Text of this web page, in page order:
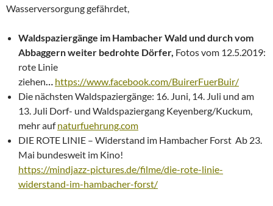
Wasserversorgung gefährdet,
Waldspaziergänge im Hambacher Wald und durch vom
Abbaggern weiter bedrohte Dörfer, Fotos vom 12.5.2019:
rote Linie
ziehen… https://www.facebook.com/BuirerFuerBuir/
Die nächsten Waldspaziergänge: 16. Juni, 14. Juli und am
13. Juli Dorf- und Waldspaziergang Keyenberg/Kuckum,
mehr aufnaturfuehrung.com
DIE ROTE LINIE – Widerstand im Hambacher Forst Ab 23.
Mai bundesweit im Kino!
https://mindjazz-pictures.de/filme/die-rote-linie-
widerstand-im-hambacher-forst/